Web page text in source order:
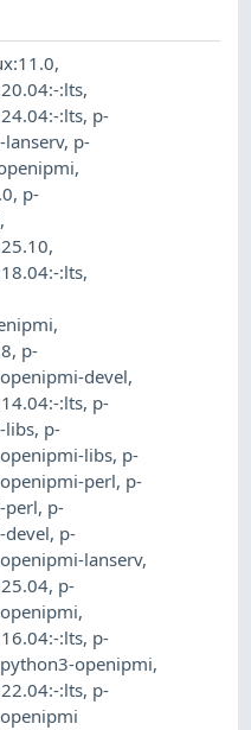
,
:lts,
:lts, p-
lanserv, p-
,
, p-
,
,
:lts,
,
, p-
devel,
:lts, p-
libs, p-
libs, p-
perl, p-
perl, p-
devel, p-
lanserv,
, p-
,
:lts, p-
openipmi,
:lts, p-